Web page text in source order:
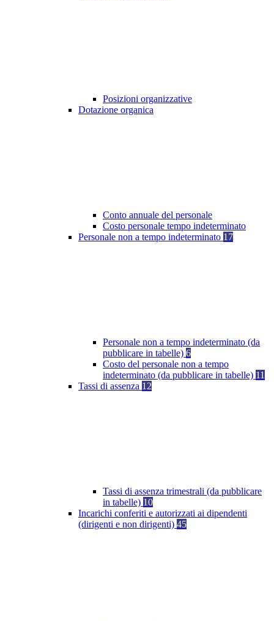
Posizioni organizzative
Dotazione organica
Conto annuale del personale
Costo personale tempo indeterminato
Personale non a tempo indeterminato 17
Personale non a tempo indeterminato (da
pubblicare in tabelle) 6
Costo del personale non a tempo
indeterminato (da pubblicare in tabelle) 11
Tassi di assenza 12
Tassi di assenza trimestrali (da pubblicare
in tabelle) 10
Incarichi conferiti e autorizzati ai dipendenti
(dirigenti e non dirigenti) 45